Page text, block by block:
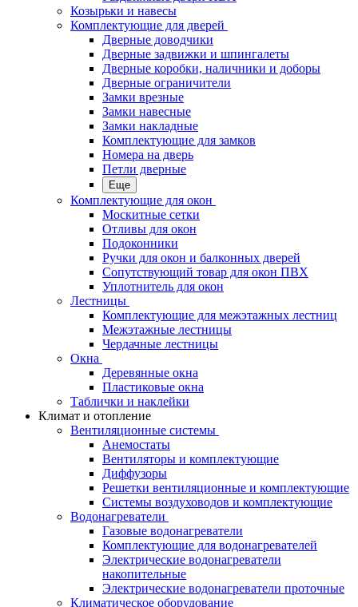
Козырьки и навесы
Комплектующие для дверей
Дверные доводчики
Дверные задвижки и шпингалеты
Дверные коробки, наличники и доборы
Дверные ограничители
Замки врезные
Замки навесные
Замки накладные
Комплектующие для замков
Номера на дверь
Петли дверные
Еще
Комплектующие для окон
Москитные сетки
Отливы для окон
Подоконники
Ручки для окон и балконных дверей
Сопутствующий товар для окон ПВХ
Уплотнитель для окон
Лестницы
Комплектующие для межэтажных лестниц
Межэтажные лестницы
Чердачные лестницы
Окна
Деревянные окна
Пластиковые окна
Таблички и наклейки
Климат и отопление
Вентиляционные системы
Анемостаты
Вентиляторы и комплектующие
Диффузоры
Решетки вентиляционные и комплектующие
Системы воздуховодов и комплектующие
Водонагреватели
Газовые водонагреватели
Комплектующие для водонагревателей
Электрические водонагреватели
накопительные
Электрические водонагреватели проточные
Климатическое оборудование